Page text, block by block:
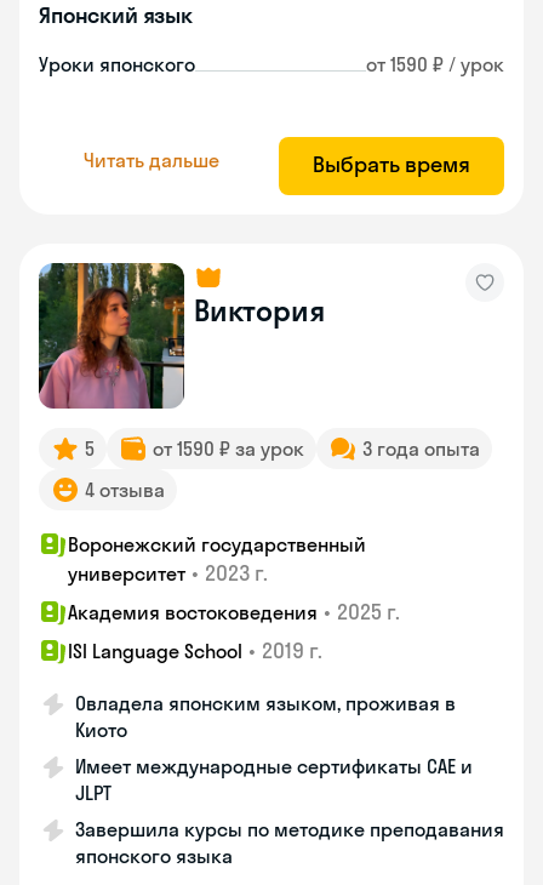
Японский язык
Уроки японского от 1590 ₽ / урок
Читать дальше Выбрать время
Виктория
5 от 1590 ₽ за урок
3 года опыта
4 отзыва
Воронежский государственный
университет • 2023 г.
Академия востоковедения • 2025 г.
ISI Language School • 2019 г.
Овладела японским языком, проживая в
Киото
Имеет международные сертификаты CAE и
JLPT
Завершила курсы по методике преподавания
японского языка